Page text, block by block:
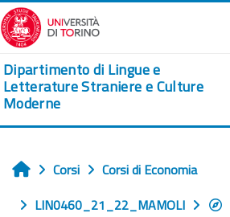
Vai al contenuto principale
Dipartimento di Lingue e
Letterature Straniere e Culture
Moderne
Home
Corsi
Corsi di Economia
LIN0460_21_22_MAMOLI